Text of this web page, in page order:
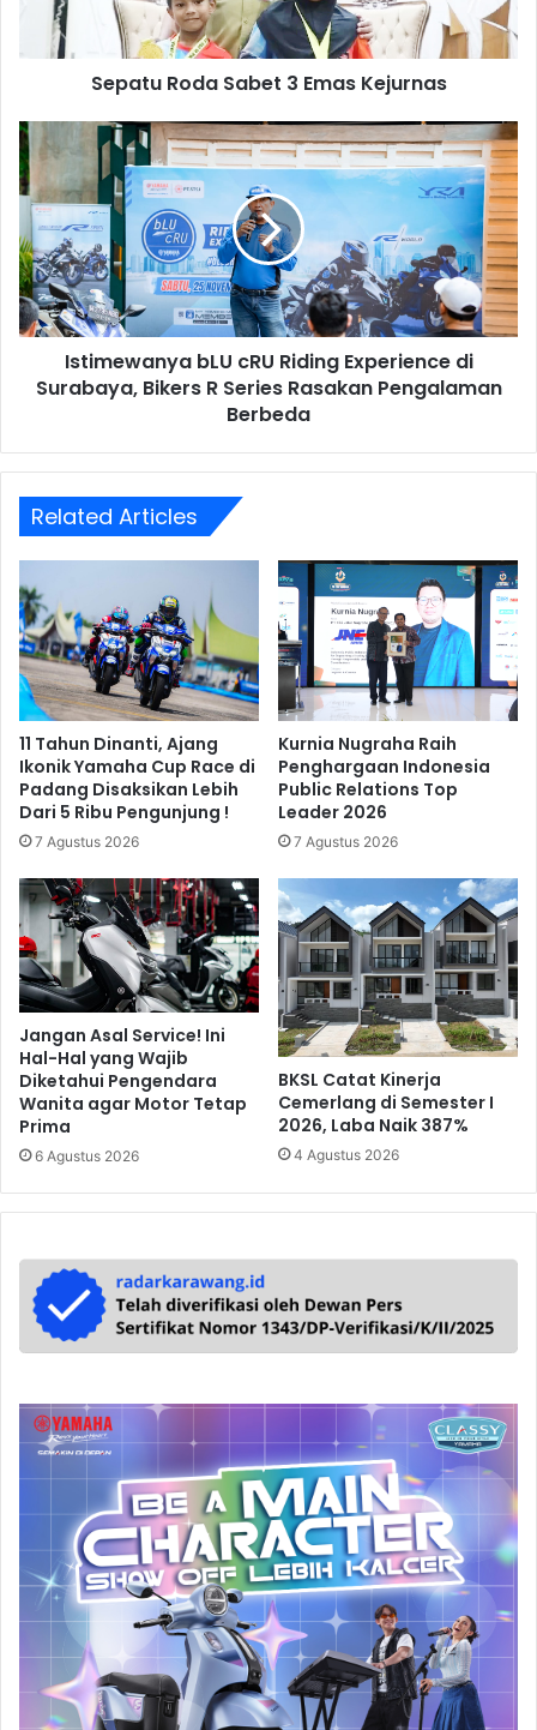
Sepatu Roda Sabet 3 Emas Kejurnas
Istimewanya
bLU
cRU
Riding
Experience
di
Surabaya,
Bikers
R
Rasakan
Istimewanya bLU cRU Riding Experience di
Surabaya, Bikers R Series Rasakan Pengalaman
Berbeda
Related Articles
11 Tahun Dinanti, Ajang
Ikonik Yamaha Cup Race di
Padang Disaksikan Lebih
Dari 5 Ribu Pengunjung !
7 Agustus 2026
Kurnia Nugraha Raih
Penghargaan Indonesia
Public Relations Top
Leader 2026
7 Agustus 2026
Jangan Asal Service! Ini
Hal-Hal yang Wajib
Diketahui Pengendara
Wanita agar Motor Tetap
Prima
6 Agustus 2026
BKSL Catat Kinerja
Cemerlang di Semester I
2026, Laba Naik 387%
4 Agustus 2026